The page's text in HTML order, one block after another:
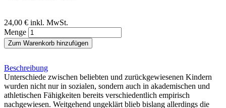
24,00 € inkl. MwSt.
Menge
Zum Warenkorb hinzufügen
Beschreibung
Unterschiede zwischen beliebten und zurückgewiesenen Kindern
wurden nicht nur in sozialen, sondern auch in akademischen und
athletischen Fähigkeiten bereits verschiedentlich empirisch
nachgewiesen. Weitgehend ungeklärt blieb bislang allerdings die